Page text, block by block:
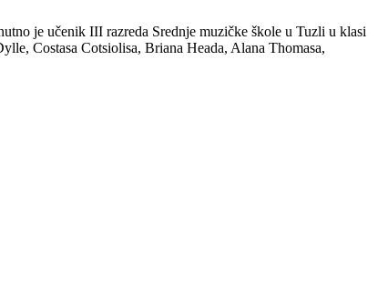
je učenik III razreda Srednje muzičke škole u Tuzli u klasi
Costasa Cotsiolisa, Briana Heada, Alana Thomasa,